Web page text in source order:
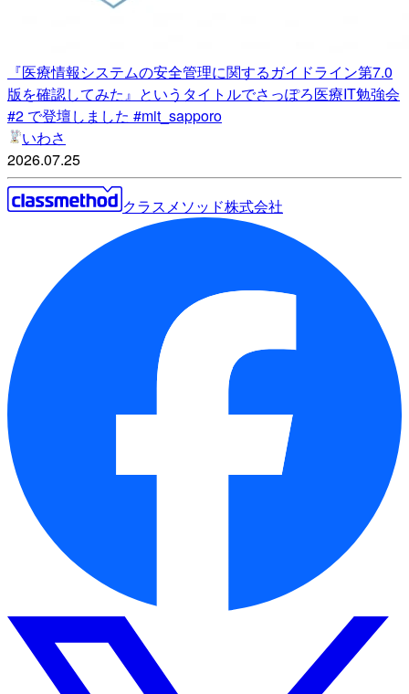
『医療情報システムの安全管理に関するガイドライン第7.0
版を確認してみた』というタイトルでさっぽろ医療IT勉強会
#2 で登壇しました #mit_sapporo
いわさ
2026.07.25
クラスメソッド株式会社